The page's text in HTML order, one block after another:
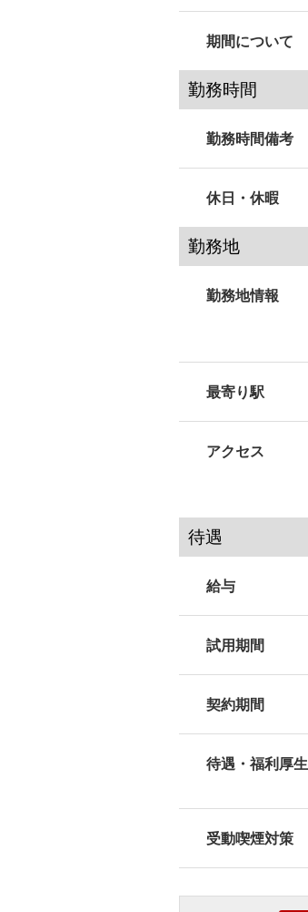
期間について
勤務時間
勤務時間備考
休日・休暇
勤務地
勤務地情報
最寄り駅
アクセス
待遇
給与
試用期間
契約期間
待遇・福利厚生
受動喫煙対策